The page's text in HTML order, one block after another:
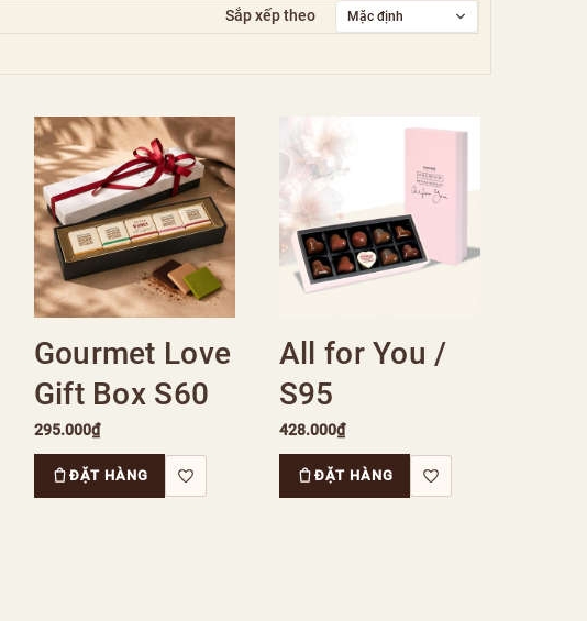
Sắp xếp theo Mặc định
Gourmet Love
Gift Box S60
295.000₫
ĐẶT HÀNG
All for You /
S95
428.000₫
ĐẶT HÀNG